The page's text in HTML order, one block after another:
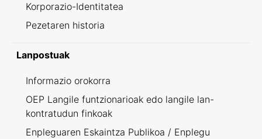
Korporazio-Identitatea
Pezetaren historia
Lanpostuak
Informazio orokorra
OEP Langile funtzionarioak edo langile lan-
kontratudun finkoak
Enpleguaren Eskaintza Publikoa / Enplegu